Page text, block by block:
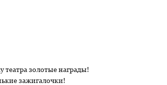
золотые награды!
зажигалочки!